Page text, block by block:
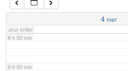
4 mer
Jour entier
7 h 00 min
8 h 00 min
9 h 00 min